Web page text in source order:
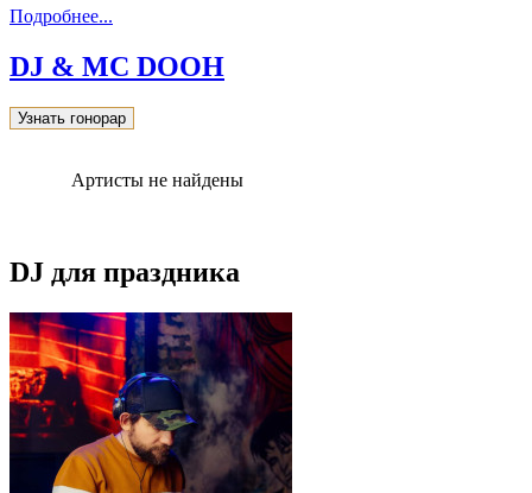
Подробнее...
DJ & MC DOOH
Узнать гонорар
Артисты не найдены
DJ для праздника